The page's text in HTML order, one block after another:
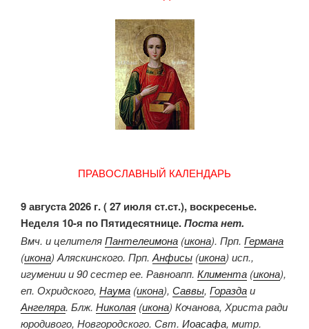
ПРАВОСЛАВНЫЙ КАЛЕНДАРЬ
9 августа 2026 г. ( 27 июля ст.ст.), воскресенье.
Неделя 10-я по Пятидесятнице.Поста нет.
Вмч. и целителяПантелеимона (икона). Прп. Германа
(икона) Аляскинского. Прп. Анфисы (икона) исп.,
игумении и 90 сестер ее. Равноапп. Климента (икона),
еп. Охридского, Наума (икона), Саввы, Гораздаи
Ангеляра. Блж. Николая (икона) Кочанова, Христа ради
юродивого, Новгородского. Свт. Иоасафа, митр.